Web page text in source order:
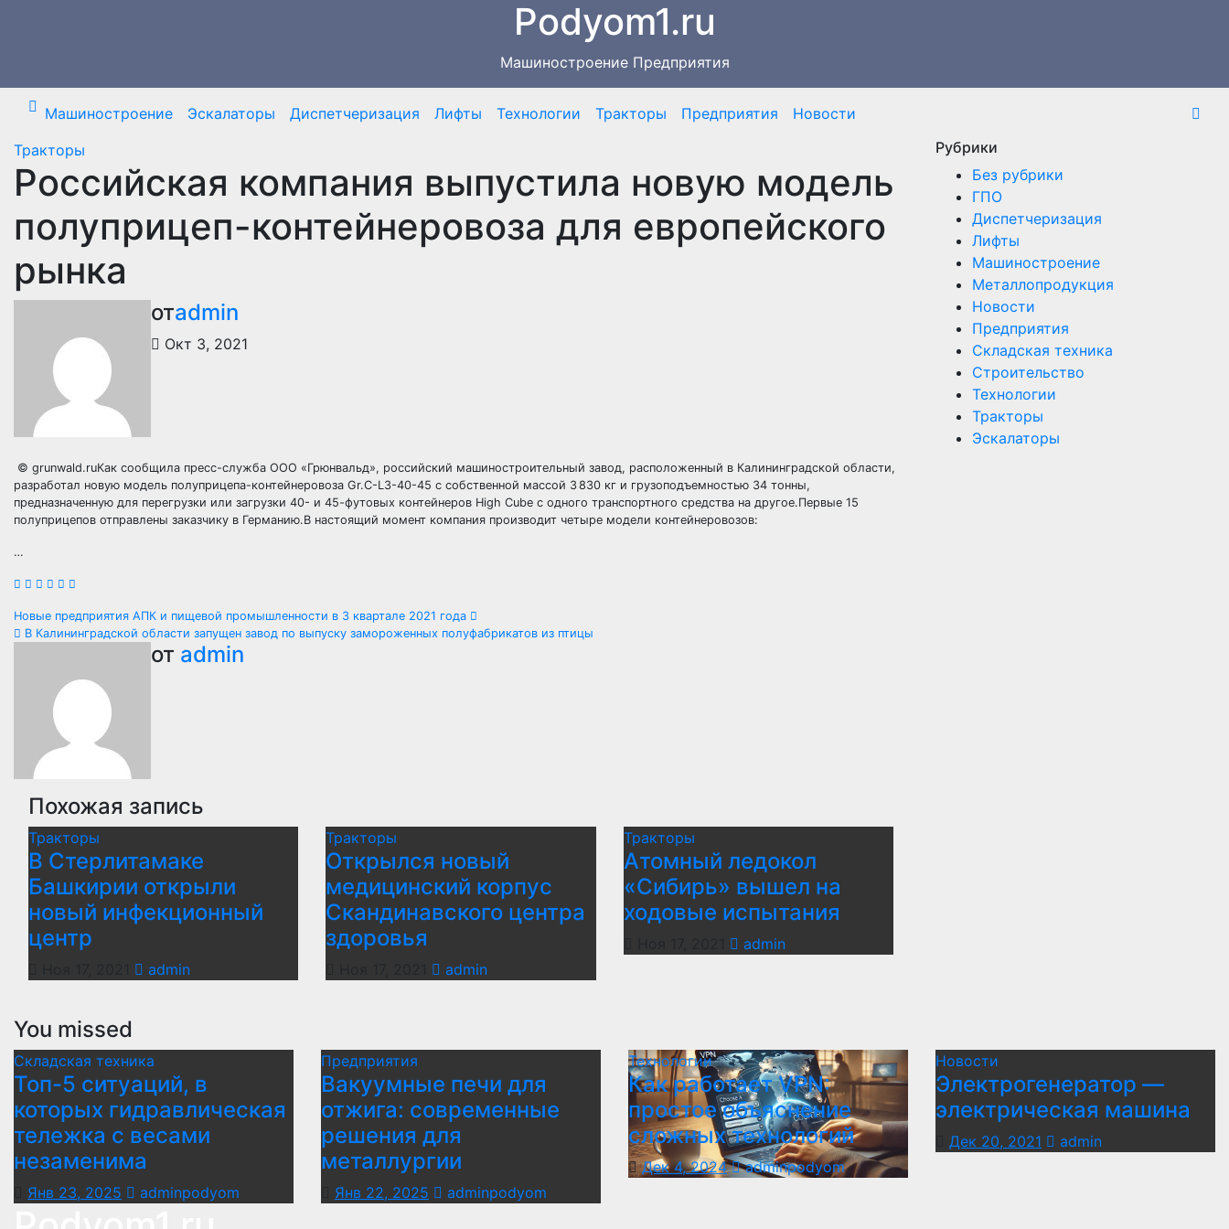
Podyom1.ru
Машиностроение Предприятия
Машиностроение Эскалаторы Диспетчеризация Лифты Технологии Тракторы Предприятия
Новости
Тракторы
Российская компания выпустила новую модель
полуприцеп-контейнеровоза для европейского
рынка
отadmin
Окт 3, 2021
© grunwald.ruКак сообщила пресс-служба ООО «Грюнвальд», российский машиностроительный завод, расположенный в Калининградской области,
разработал новую модель полуприцепа-контейнеровоза Gr.C-L3-40-45 с собственной массой 3 830 кг и грузоподъемностью 34 тонны,
предназначенную для перегрузки или загрузки 40- и 45-футовых контейнеров High Cube с одного транспортного средства на другое.Первые 15
полуприцепов отправлены заказчику в Германию.В настоящий момент компания производит четыре модели контейнеровозов:
…
Навигация
записям
Новые предприятия АПК и пищевой промышленности в 3 квартале 2021 года
В Калининградской области запущен завод по выпуску замороженных полуфабрикатов из птицы
от admin
Похожая запись
Тракторы
В Стерлитамаке
Башкирии открыли
новый инфекционный
центр
admin
Тракторы
Открылся новый
медицинский корпус
Скандинавского центра
здоровья
admin
Тракторы
Атомный ледокол
«Сибирь» вышел на
ходовые испытания
admin
Рубрики
Без рубрики
ГПО
Диспетчеризация
Лифты
Машиностроение
Металлопродукция
Новости
Предприятия
Складская техника
Строительство
Технологии
Тракторы
Эскалаторы
You missed
Складская техника
Топ-5 ситуаций, в
которых гидравлическая
тележка с весами
незаменима
Янв 23, 2025 adminpodyom
Предприятия
Вакуумные печи для
отжига: современные
решения для
металлургии
Янв 22, 2025 adminpodyom
Технологии
Как работает VPN:
простое объяснение
сложных технологий
Дек 4, 2024 adminpodyom
Новости
Электрогенератор —
электрическая машина
Дек 20, 2021 admin